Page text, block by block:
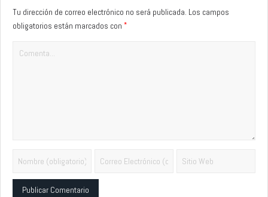
Tu dirección de correo electrónico no será publicada. Los campos
obligatorios están marcados con *